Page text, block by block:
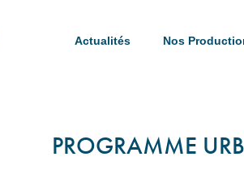
Actualités Nos
PROGRAMME